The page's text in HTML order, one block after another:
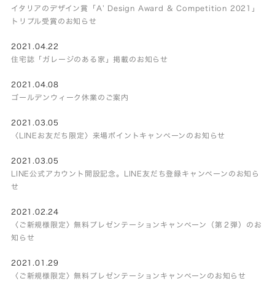
イタリアのデザイン賞「A’ Design Award & Competition 2021」
トリプル受賞のお知らせ
2021.04.22
住宅誌「ガレージのある家」掲載のお知らせ
2021.04.08
ゴールデンウィーク休業のご案内
2021.03.05
〈LINEお友だち限定〉来場ポイントキャンペーンのお知らせ
2021.03.05
LINE公式アカウント開設記念。LINE友だち登録キャンペーンのお知ら
せ
2021.02.24
〈ご新規様限定〉無料プレゼンテーションキャンペーン（第２弾）のお
知らせ
2021.01.29
〈ご新規様限定〉無料プレゼンテーションキャンペーンのお知らせ